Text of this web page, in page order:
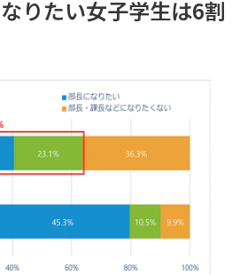
りたい女子学生は6割